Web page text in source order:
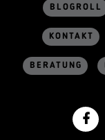
BLOGROLL
KONTAKT
BERATUNG